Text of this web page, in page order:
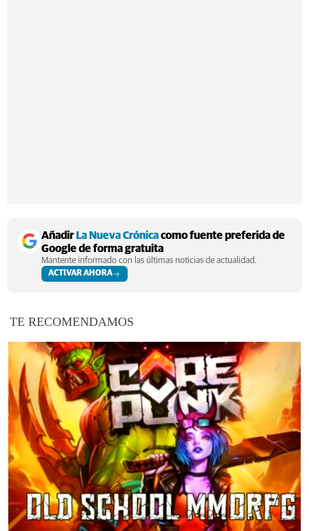
Añadir La Nueva Crónicacomo fuente preferida de
Google de forma gratuita
Mantente informado con las últimas noticias de actualidad.
ACTIVAR AHORA
TE RECOMENDAMOS